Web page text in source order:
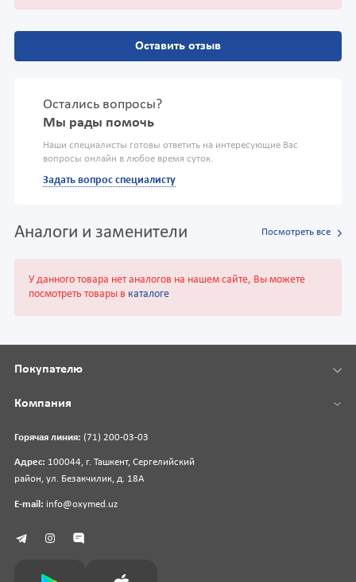
Оставить отзыв
Остались вопросы?
Мы рады помочь
Наши специалисты готовы ответить на интересующие Вас
вопросы онлайн в любое время суток.
Задать вопрос специалисту
Аналоги и заменители Посмотреть все
У данного товара нет аналогов на нашем сайте, Вы можете
посмотреть товары в каталоге
Горячая линия: (71) 200-03-03
Адрес: 100044, г. Ташкент, Сергелийский
район, ул. Безакчилик, д. 18А
E-mail: info@oxymed.uz
Покупателю
Компания